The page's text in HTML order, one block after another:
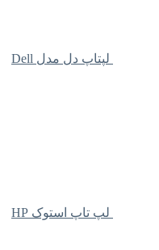
لپتاپ دل مدل Dell
لپ تاپ استوک HP